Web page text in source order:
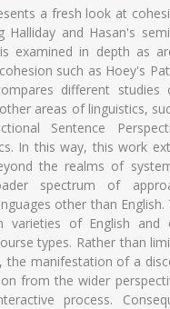
a fresh look at
Halliday and Hasan's
is examined in depth as
such as Hoey's
different studies
areas of linguistics,
Sentence
In this way, this work
the realms of
spectrum of
other than
varieties of English and
types. Rather than
the manifestation of a
from the wider
process.